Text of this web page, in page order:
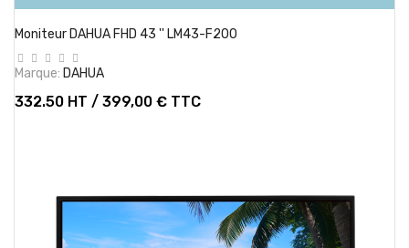
Moniteur DAHUA FHD 43 '' LM43-F200
Marque: DAHUA
332.50 HT / 399,00 € TTC